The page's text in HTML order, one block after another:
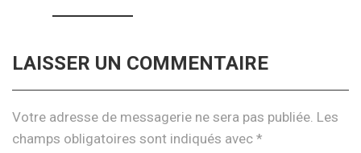
LAISSER UN COMMENTAIRE
Votre adresse de messagerie ne sera pas publiée. Les
champs obligatoires sont indiqués avec *